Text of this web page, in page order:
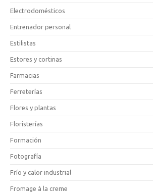
Electrodomésticos
Entrenador personal
Estilistas
Estores y cortinas
Farmacias
Ferreterías
Flores y plantas
Floristerías
Formación
Fotografía
Frío y calor industrial
Fromage à la creme